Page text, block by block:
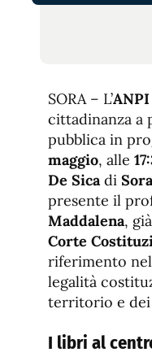
SORA – L’ANPI
cittadinanza a
pubblica in
maggio, alle
De Sica di Sora
presente il
Maddalena,
Corte
riferimento
legalità
territorio e
I libri al